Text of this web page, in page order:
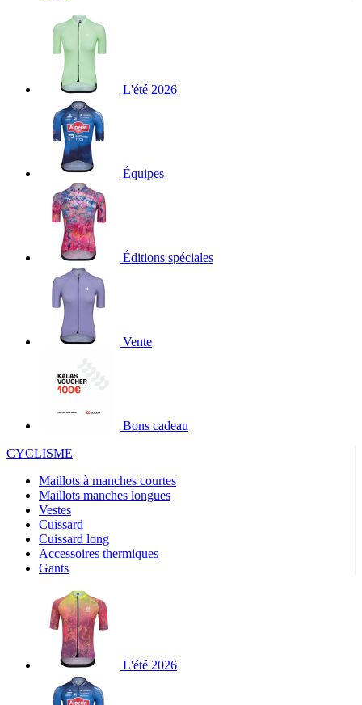
L'été 2026
Équipes
Éditions spéciales
Vente
Bons cadeau
CYCLISME
Maillots à manches courtes
Maillots manches longues
Vestes
Cuissard
Cuissard long
Accessoires thermiques
Gants
L'été 2026